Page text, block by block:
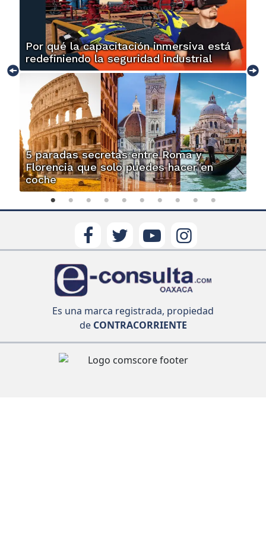
Por qué la capacitación inmersiva está
redefiniendo la seguridad industrial
5 paradas secretas entre Roma y
Florencia que solo puedes hacer en
coche
Es una marca registrada, propiedad
deCONTRACORRIENTE